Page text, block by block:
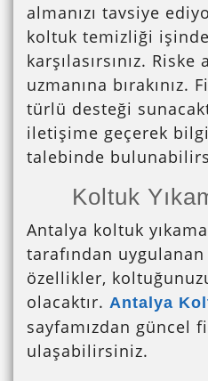
almanızı tavsiye
koltuk temizliği
karşılasırsınız. Riske
uzmanına bırakınız.
türlü desteği
iletişime geçerek
talebinde
Koltuk
Antalya koltuk
tarafından
özellikler,
olacaktır. Antalya
sayfamızdan güncel
ulaşabilirsiniz.